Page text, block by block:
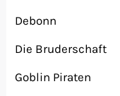
Debonn
Die Bruderschaft
Goblin Piraten